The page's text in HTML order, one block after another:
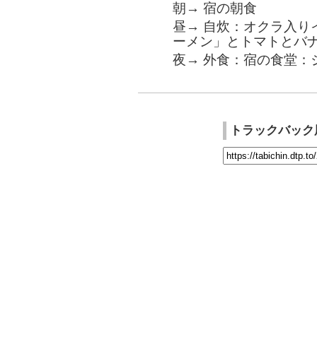
朝→ 宿の朝食
昼→ 自炊：オクラ入り
ーメン」とトマトとバ
夜→ 外食：宿の食堂：
トラックバッ